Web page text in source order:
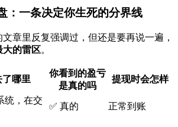
：一条决定你生死的分界线
章里反复强调过，但还是要再说一遍，
大的雷区。
哪里
你看到的盈亏
是真的吗
提现时会怎样
统，在交
✅ 真的 正常到账